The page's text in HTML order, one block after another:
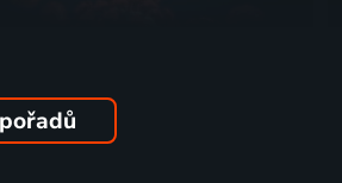
v karanténě